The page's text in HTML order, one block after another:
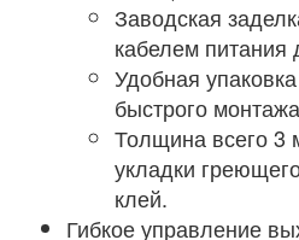
Заводская
кабелем
Удобная
быстрого монтажа
Толщина всего 3
укладки
клей.
Гибкое управление